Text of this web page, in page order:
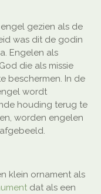
gezien als de
was dit de godin
Engelen als
die als missie
beschermen. In de
wordt
houding terug te
worden engelen
klein ornament als
dat als een